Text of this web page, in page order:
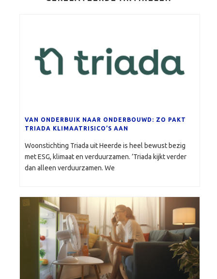
VAN ONDERBUIK NAAR ONDERBOUWD: ZO PAKT
TRIADA KLIMAATRISICO’S AAN
Woonstichting Triada uit Heerde is heel bewust bezig
met ESG, klimaat en verduurzamen. ’Triada kijkt verder
dan alleen verduurzamen. We